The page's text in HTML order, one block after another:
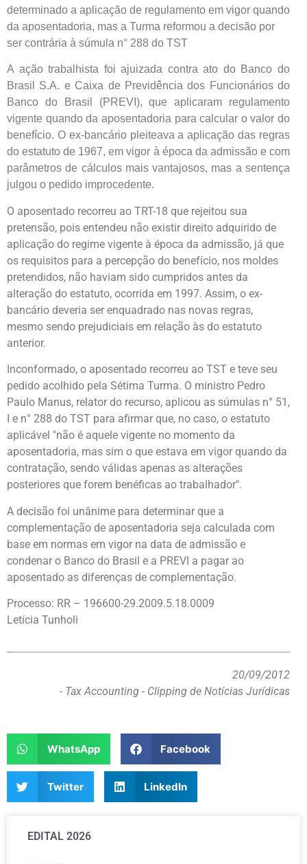
determinado a aplicação de regulamento em vigor quando
da aposentadoria, mas a Turma reformou a decisão por
ser contrária à súmula n° 288 do TST
A ação trabalhista foi ajuizada contra ato do Banco do
Brasil S.A. e Caixa de Previdência dos Funcionários do
Banco do Brasil (PREVI), que aplicaram regulamento
vigente quando da aposentadoria para calcular o valor do
benefício. O ex-bancário pleiteava a aplicação das regras
do estatuto de 1967, em vigor à época da admissão e com
parâmetros de cálculos mais vantajosos, mas a sentença
julgou o pedido improcedente.
O aposentado recorreu ao TRT-18 que rejeitou sua
pretensão, pois entendeu não existir direito adquirido de
aplicação do regime vigente à época da admissão, já que
os requisitos para a percepção do benefício, nos moldes
pretendidos, não haviam sido cumpridos antes da
alteração do estatuto, ocorrida em 1997. Assim, o ex-
bancário deveria ser enquadrado nas novas regras,
mesmo sendo prejudiciais em relação às do estatuto
anterior.
Inconformado, o aposentado recorreu ao TST e teve seu
pedido acolhido pela Sétima Turma. O ministro Pedro
Paulo Manus, relator do recurso, aplicou as súmulas n° 51,
I e n° 288 do TST para afirmar que, no caso, o estatuto
aplicável "não é aquele vigente no momento da
aposentadoria, mas sim o que estava em vigor quando da
contratação, sendo válidas apenas as alterações
posteriores que forem benéficas ao trabalhador".
A decisão foi unânime para determinar que a
complementação de aposentadoria seja calculada com
base em normas em vigor na data de admissão e
condenar o Banco do Brasil e a PREVI a pagar ao
aposentado as diferenças de complementação.
Processo: RR – 196600-29.2009.5.18.0009
Letícia Tunholi
20/09/2012
- Tax Accounting - Clipping de Notícias Jurídicas
WhatsApp Facebook
Twitter LinkedIn
EDITAL 2026